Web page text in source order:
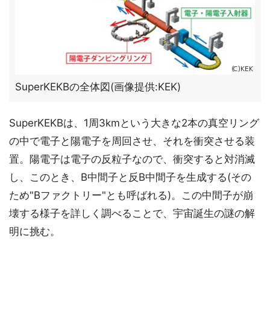
SuperKEKBの全体図(画像提供:KEK)
SuperKEKBは、1周3kmという大きな2本の真空リング
の中で電子と陽電子を周回させ、それを衝突させる装
置。陽電子は電子の反粒子なので、衝突すると対消滅
し、このとき、B中間子と反B中間子を生成する(その
ため"Bファクトリー"とも呼ばれる)。この中間子が崩
壊する様子を詳しく調べることで、宇宙誕生の謎の解
明に挑む。